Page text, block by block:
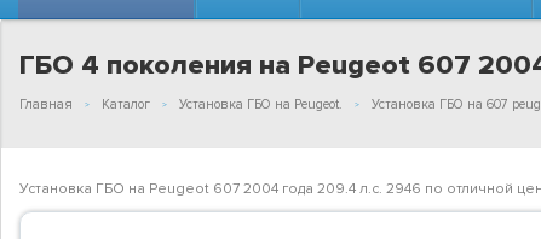
ГБО 4 поколения на Peugeot 607
Главная Каталог Установка ГБО на Peugeot. Установка ГБО на 607
Установка ГБО на Peugeot 607 2004 года 209.4 л.с. 2946 по отличной